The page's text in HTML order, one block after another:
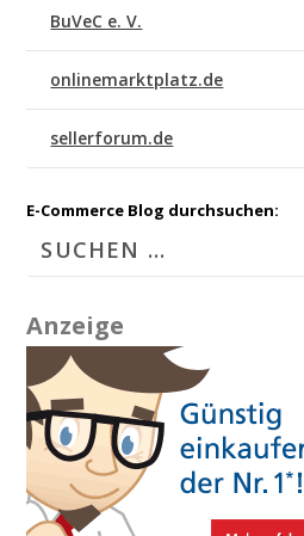
BuVeC e. V.
onlinemarktplatz.de
sellerforum.de
E-Commerce Blog durchsuchen:
Anzeige